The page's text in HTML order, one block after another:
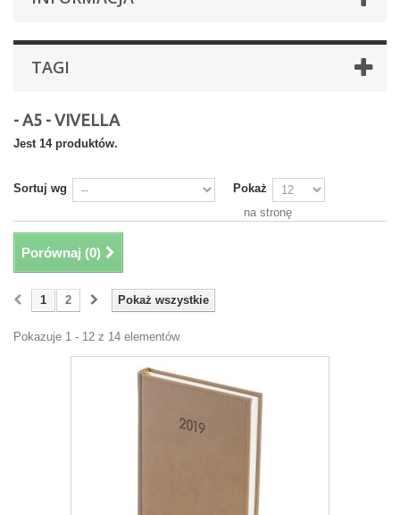
TAGI
- A5 - VIVELLA
Jest 14 produktów.
Sortuj wg
Pokaż
na stronę
Porównaj (0)
Pokaż wszystkie
1 2
Pokazuje 1 - 12 z 14 elementów